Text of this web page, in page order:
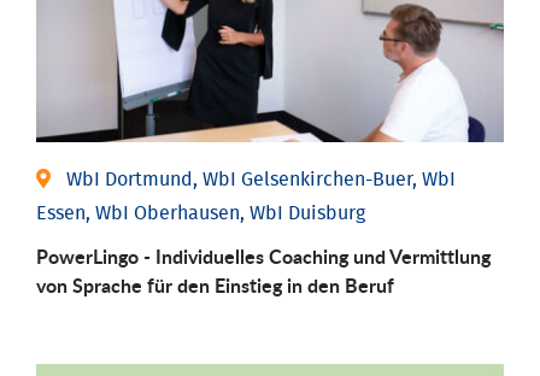
WbI Dortmund, WbI Gelsenkirchen-Buer, WbI
Essen, WbI Oberhausen, WbI Duisburg
PowerLingo - Individuelles Coaching und Vermittlung
von Sprache für den Einstieg in den Beruf